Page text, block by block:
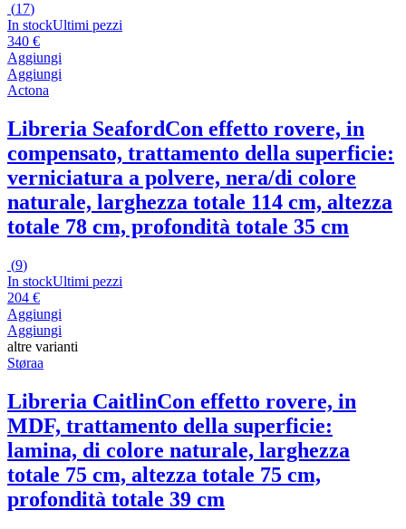
(17)
In stockUltimi pezzi
340 €
Aggiungi
Aggiungi
Actona
Libreria SeafordCon effetto rovere, in
compensato, trattamento della superficie:
verniciatura a polvere, nera/di colore
naturale, larghezza totale 114 cm, altezza
totale 78 cm, profondità totale 35 cm
(9)
In stockUltimi pezzi
204 €
Aggiungi
Aggiungi
altre varianti
Støraa
Libreria CaitlinCon effetto rovere, in
MDF, trattamento della superficie:
lamina, di colore naturale, larghezza
totale 75 cm, altezza totale 75 cm,
profondità totale 39 cm